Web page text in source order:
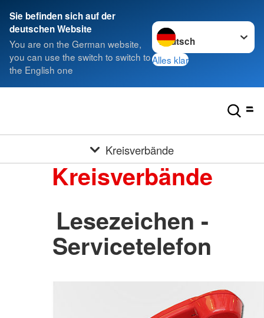
Sie befinden sich auf der
deutschen Website
You are on the German website,
you can use the switch to switch to
the English one
Sprache wechseln zu
Alles klar
Kreisverbände
Kreisverbände
Lesezeichen -
Servicetelefon